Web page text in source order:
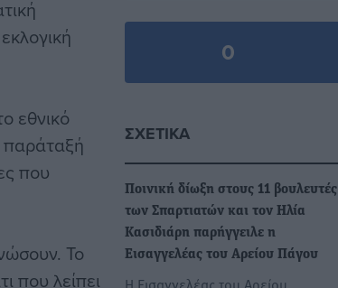
εθνικό
παράταξή
που
Το
που λείπει
0
ΣΧΕΤΙΚΆ
Ποινική δίωξη στους 11 βουλευτές
των Σπαρτιατών και τον Ηλία
Κασιδιάρη παρήγγειλε η
Εισαγγελέας του Αρείου Πάγου
Η Εισαγγελέας του Αρείου